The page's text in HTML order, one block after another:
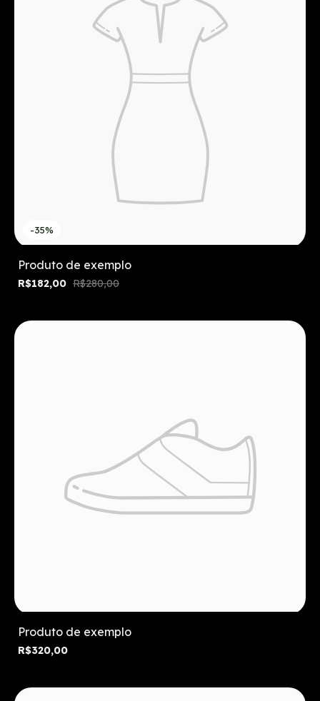
-35%
Produto de exemplo
R$182,00 R$280,00
Produto de exemplo
R$320,00